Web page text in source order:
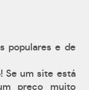
populares e de
Se um site está
preço muito